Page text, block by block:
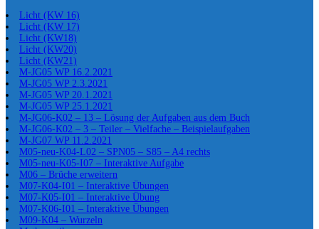
Licht (KW 16)
Licht (KW 17)
Licht (KW18)
Licht (KW20)
Licht (KW21)
M-JG05 WP 16.2.2021
M-JG05 WP 2.3.2021
M-JG05 WP 20.1.2021
M-JG05 WP 25.1.2021
M-JG06-K02 – 13 – Lösung der Aufgaben aus dem Buch
M-JG06-K02 – 3 – Teiler – Vielfache – Beispielaufgaben
M-JG07 WP 11.2.2021
M05-neu-K04-L02 – SPN05 – S85 – A4 rechts
M05-neu-K05-I07 – Interaktive Aufgabe
M06 – Brüche erweitern
M07-K04-I01 – Interaktive Übungen
M07-K05-I01 – Interaktive Übung
M07-K06-I01 – Interaktive Übungen
M09-K04 – Wurzeln